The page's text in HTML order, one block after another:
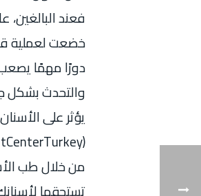
خضعت لعملية
دورًا مهمًا
والتحدث بشكل
من خلال طب